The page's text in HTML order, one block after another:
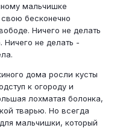
мальчишке
бесконечно
Ничего не делать
Ничего не делать -
дома росли кусты
к огороду и
лохматая болонка,
тварью. Но всегда
мальчишки, который